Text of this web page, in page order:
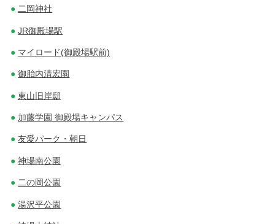
二岡神社
JR御殿場駅
マイロード(御殿場駅前)
御胎内清宏園
東山旧岸邸
加藤学園 御殿場キャンパス
友愛パーク・朝日
神場南公園
二の岡公園
湯沢平公園